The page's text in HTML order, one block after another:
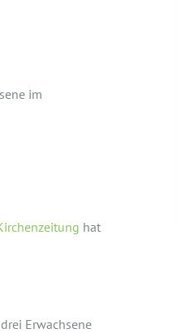
im
hat
Erwachsene